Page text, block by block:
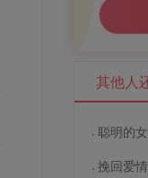
其他人
聪明的
挽回爱